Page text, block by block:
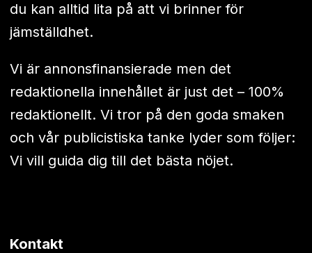
du kan alltid lita på att vi brinner för
jämställdhet.
Vi är annonsfinansierade men det
redaktionella innehållet är just det – 100%
redaktionellt. Vi tror på den goda smaken
och vår publicistiska tanke lyder som följer:
Vi vill guida dig till det bästa nöjet.
Kontakt